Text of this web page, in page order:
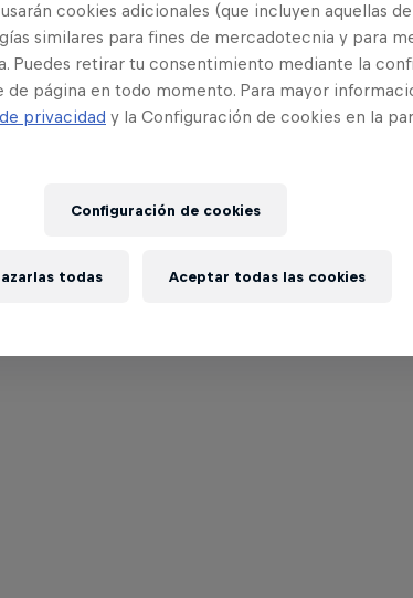
cookies adicionales (que incluyen aquellas de
similares para fines de mercadotecnia y para
Puedes retirar tu consentimiento mediante la
de página en todo momento. Para mayor
privacidad y la Configuración de cookies en la
Configuración de cookies
todas Aceptar todas las cookies